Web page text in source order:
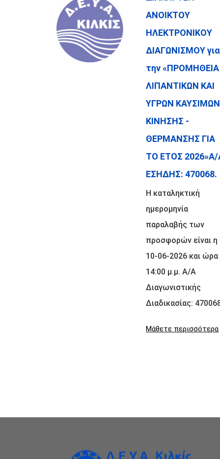
ΑΝΟΙΚΤΟΥ
ΗΛΕΚΤΡΟΝΙΚΟΥ
ΔΙΑΓΩΝΙΣΜΟΥ για
την «ΠΡΟΜΗΘΕΙΑ
ΛΙΠΑΝΤΙΚΩΝ ΚΑΙ
ΥΓΡΩΝ ΚΑΥΣΙΜΩΝ
ΚΙΝΗΣΗΣ -
ΘΕΡΜΑΝΣΗΣ ΓΙΑ
ΤΟ ΕΤΟΣ
ΕΣΗΔΗΣ: 470068.
Η καταληκτική
ημερομηνία
παραλαβής των
προσφορών είναι η
10-06-2026 και ώρα
14:00 μ.μ. Α/Α
Διαγωνιστικής
Διαδικασίας:
Μάθετε περισσότερα